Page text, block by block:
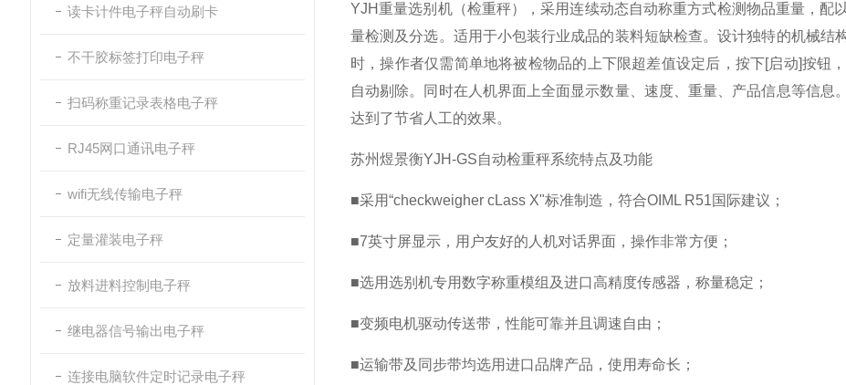
读卡计件电子秤自动刷卡
不干胶标签打印电子秤
扫码称重记录表格电子秤
RJ45网口通讯电子秤
wifi无线传输电子秤
定量灌装电子秤
放料进料控制电子秤
继电器信号输出电子秤
连接电脑软件定时记录电子秤
YJH重量选别机（检重秤），采用连续动态自动称重方式检测物品重量，配
量检测及分选。适用于小包装行业成品的装料短缺检查。设计独特的机械结
时，操作者仅需简单地将被检物品的上下限超差值设定后，按下[启动]按钮
自动剔除。同时在人机界面上全面显示数量、速度、重量、产品信息等信
达到了节省人工的效果。
苏州煜景衡YJH-GS自动检重秤系统特点及功能
■采用“checkweigher cLass X"标准制造，符合OIML R51国际建议；
■7英寸屏显示，用户友好的人机对话界面，操作非常方便；
■选用选别机专用数字称重模组及进口高精度传感器，称量稳定；
■变频电机驱动传送带，性能可靠并且调速自由；
■运输带及同步带均选用进口品牌产品，使用寿命长；